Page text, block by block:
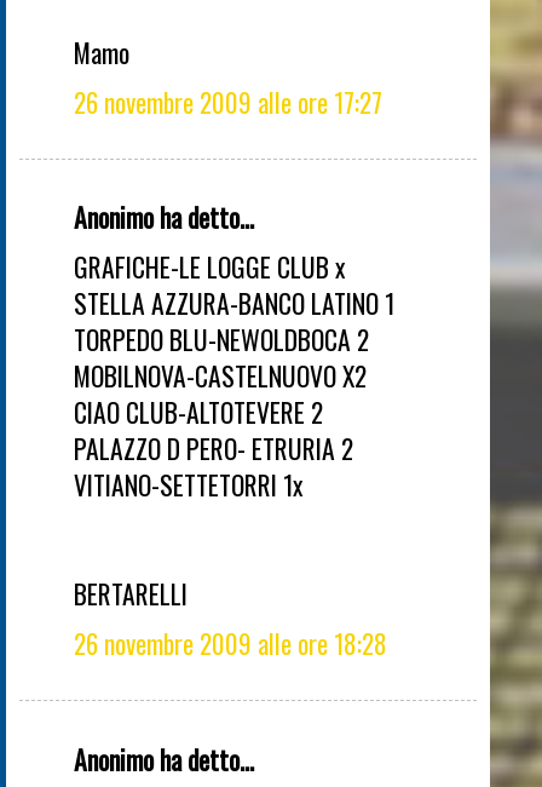
Mamo
26 novembre 2009 alle ore 17:27
Anonimo ha detto...
GRAFICHE-LE LOGGE CLUB x
STELLA AZZURA-BANCO LATINO 1
TORPEDO BLU-NEWOLDBOCA 2
MOBILNOVA-CASTELNUOVO X2
CIAO CLUB-ALTOTEVERE 2
PALAZZO D PERO- ETRURIA 2
VITIANO-SETTETORRI 1x
BERTARELLI
26 novembre 2009 alle ore 18:28
Anonimo ha detto...